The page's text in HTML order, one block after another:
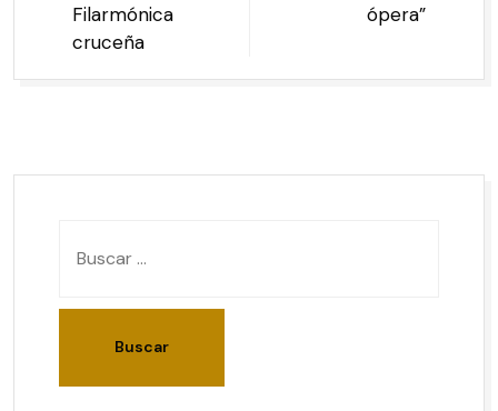
Filarmónica
cruceña
ópera”